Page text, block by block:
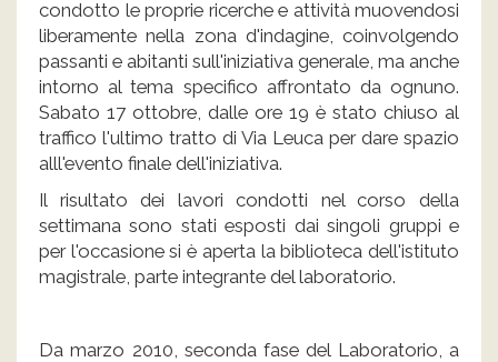
condotto le proprie ricerche e attività muovendosi
liberamente nella zona d'indagine, coinvolgendo
passanti e abitanti sull'iniziativa generale, ma anche
intorno al tema specifico affrontato da ognuno.
Sabato 17 ottobre, dalle ore 19 è stato chiuso al
traffico l'ultimo tratto di Via Leuca per dare spazio
alll'evento finale dell'iniziativa.
Il risultato dei lavori condotti nel corso della
settimana sono stati esposti dai singoli gruppi e
per l'occasione si è aperta la biblioteca dell'istituto
magistrale, parte integrante del laboratorio.
Da marzo 2010, seconda fase del Laboratorio, a